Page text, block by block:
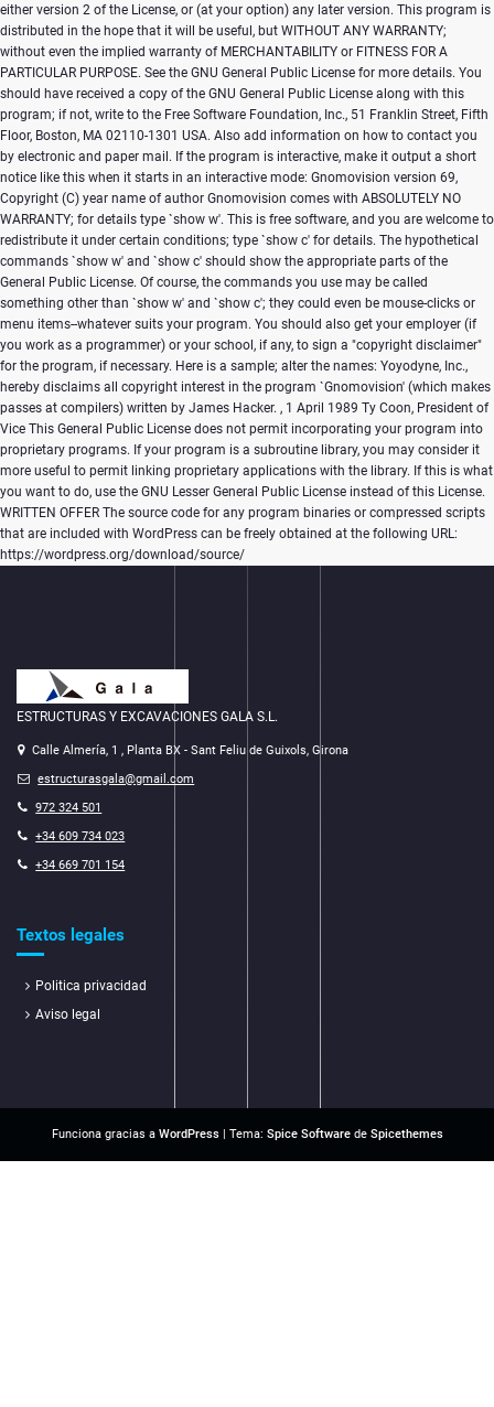
either version 2 of the License, or (at your option) any later version. This program is
distributed in the hope that it will be useful, but WITHOUT ANY WARRANTY;
without even the implied warranty of MERCHANTABILITY or FITNESS FOR A
PARTICULAR PURPOSE. See the GNU General Public License for more details. You
should have received a copy of the GNU General Public License along with this
program; if not, write to the Free Software Foundation, Inc., 51 Franklin Street, Fifth
Floor, Boston, MA 02110-1301 USA. Also add information on how to contact you
by electronic and paper mail. If the program is interactive, make it output a short
notice like this when it starts in an interactive mode: Gnomovision version 69,
Copyright (C) year name of author Gnomovision comes with ABSOLUTELY NO
WARRANTY; for details type `show w'. This is free software, and you are welcome to
redistribute it under certain conditions; type `show c' for details. The hypothetical
commands `show w' and `show c' should show the appropriate parts of the
General Public License. Of course, the commands you use may be called
something other than `show w' and `show c'; they could even be mouse-clicks or
menu items--whatever suits your program. You should also get your employer (if
you work as a programmer) or your school, if any, to sign a "copyright disclaimer"
for the program, if necessary. Here is a sample; alter the names: Yoyodyne, Inc.,
hereby disclaims all copyright interest in the program `Gnomovision' (which makes
passes at compilers) written by James Hacker. , 1 April 1989 Ty Coon, President of
Vice This General Public License does not permit incorporating your program into
proprietary programs. If your program is a subroutine library, you may consider it
more useful to permit linking proprietary applications with the library. If this is what
you want to do, use the GNU Lesser General Public License instead of this License.
WRITTEN OFFER The source code for any program binaries or compressed scripts
that are included with WordPress can be freely obtained at the following URL:
https://wordpress.org/download/source/
ESTRUCTURAS Y EXCAVACIONES GALA S.L.
Calle Almería, 1 , Planta BX - Sant Feliu de Guixols, Girona
estructurasgala@gmail.com
972 324 501
+34 609 734 023
+34 669 701 154
Textos legales
Politica privacidad
Aviso legal
Funciona gracias a WordPress| Tema: Spice Softwarede Spicethemes